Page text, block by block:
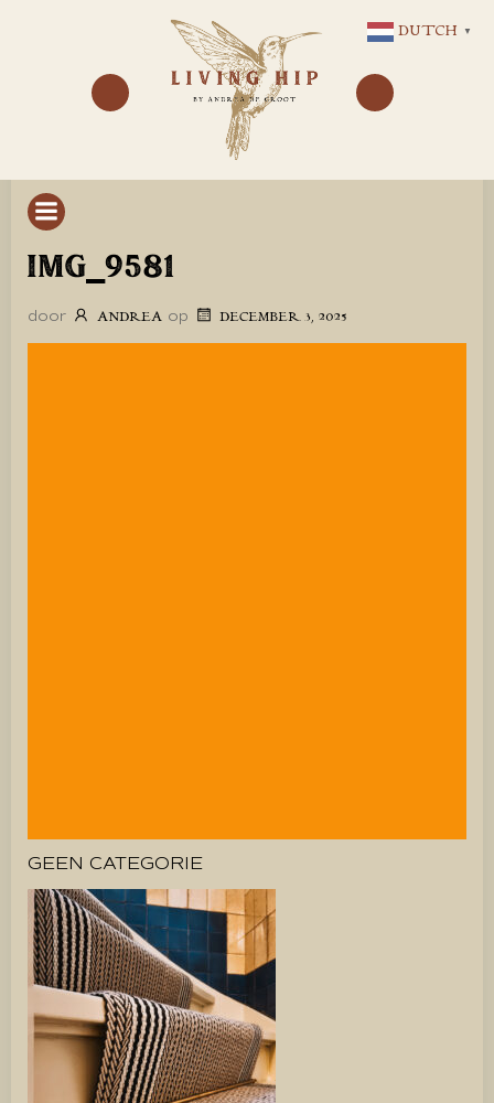
NAAR
DE
INHOUD
IMG_9581
door ANDREA op DECEMBER 3, 2025
GEEN CATEGORIE
DUTCH ▼